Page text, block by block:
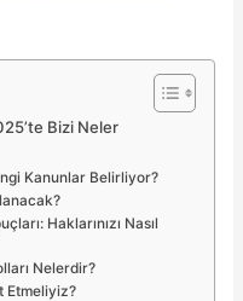
Bizi Neler
Kanunlar Belirliyor?
Haklarınızı Nasıl
Nelerdir?
Etmeliyiz?